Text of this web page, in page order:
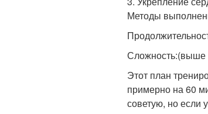
Методы
Сложность:(выше
Этот план
примерно на 60
советую, но если